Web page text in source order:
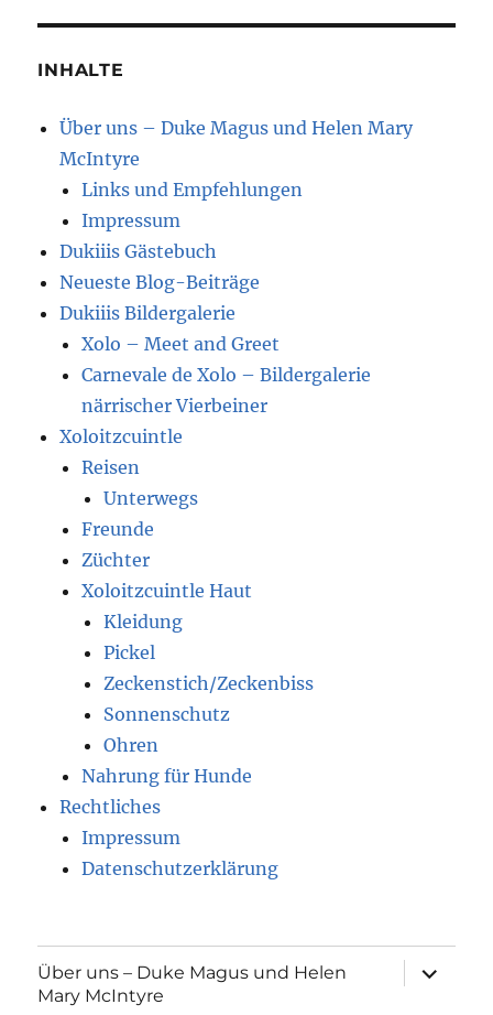
Über uns – Duke Magus und Helen Mary
McIntyre
Links und Empfehlungen
Impressum
Dukiiis Gästebuch
Neueste Blog-Beiträge
Dukiiis Bildergalerie
Xolo – Meet and Greet
Carnevale de Xolo – Bildergalerie
närrischer Vierbeiner
Xoloitzcuintle
Unterwegs
Freunde
Züchter
Xoloitzcuintle Haut
Kleidung
Pickel
Zeckenstich/Zeckenbiss
Sonnenschutz
Ohren
Nahrung für Hunde
Impressum
Datenschutzerklärung
Über uns – Duke Magus und Helen